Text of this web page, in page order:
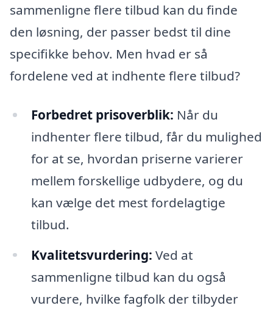
sammenligne flere tilbud kan du finde
den løsning, der passer bedst til dine
specifikke behov. Men hvad er så
fordelene ved at indhente flere tilbud?
Forbedret prisoverblik: Når du
indhenter flere tilbud, får du mulighed
for at se, hvordan priserne varierer
mellem forskellige udbydere, og du
kan vælge det mest fordelagtige
tilbud.
Kvalitetsvurdering: Ved at
sammenligne tilbud kan du også
vurdere, hvilke fagfolk der tilbyder